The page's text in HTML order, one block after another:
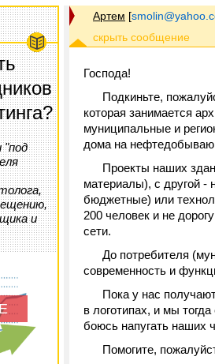
и
Артем [
Господа!
Подкиньте,
которая занимается
муниципальные и
дома на
Проекты наших
материалы), с другой -
бюджетные) или
200 человек и не
сети.
До потребителя
современность и
Пока у нас
в логотипах, и мы
боюсь напугать наших
Помогите,